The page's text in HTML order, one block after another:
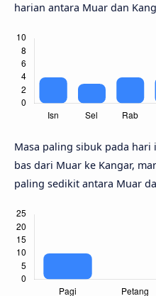
harian antara Muar dan
Masa paling sibuk pada hari
bas dari Muar ke Kangar,
paling sedikit antara Muar